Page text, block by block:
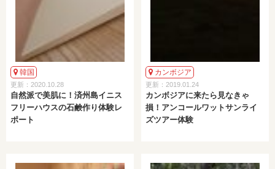
韓国
更新：2020.10.28
自然派で美肌に！済州島イニス
フリーハウスの石鹸作り体験レ
ポート
カンボジア
更新：2019.01.24
カンボジアに来たら見なきゃ
損！アンコールワットサンライ
ズツアー体験